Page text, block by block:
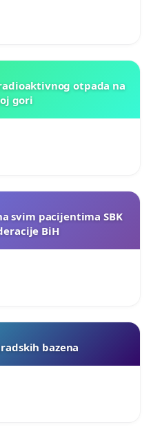
otpada na
gori
svim pacijentima SBK
BiH
bazena